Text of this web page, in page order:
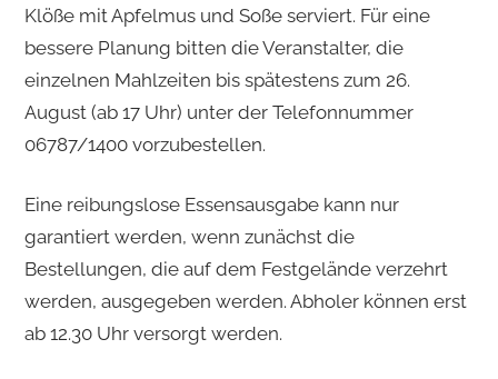
Klöße mit Apfelmus und Soße serviert. Für eine
bessere Planung bitten die Veranstalter, die
einzelnen Mahlzeiten bis spätestens zum 26.
August (ab 17 Uhr) unter der Telefonnummer
06787/1400 vorzubestellen.
Eine reibungslose Essensausgabe kann nur
garantiert werden, wenn zunächst die
Bestellungen, die auf dem Festgelände verzehrt
werden, ausgegeben werden. Abholer können erst
ab 12.30 Uhr versorgt werden.